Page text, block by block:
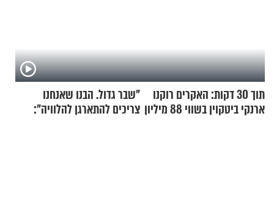
תוך 30 דקות: האקרים רוקנו
ארנקי ביטקוין בשווי 88 מיליון
"שבר גדול. הבנו שאנחנו
צריכים להתארגן להלוויה":